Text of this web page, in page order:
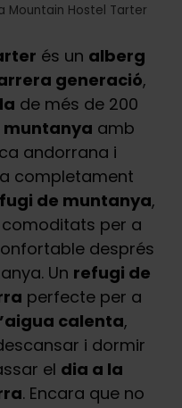
Mountain Hostel Tarter
és un alberg
generació,
de més de 200
muntanya amb
andorrana i
completament
de muntanya,
per a
després
Un refugi de
perfecte per a
calenta,
i dormir
el dia a la
. Encara que no